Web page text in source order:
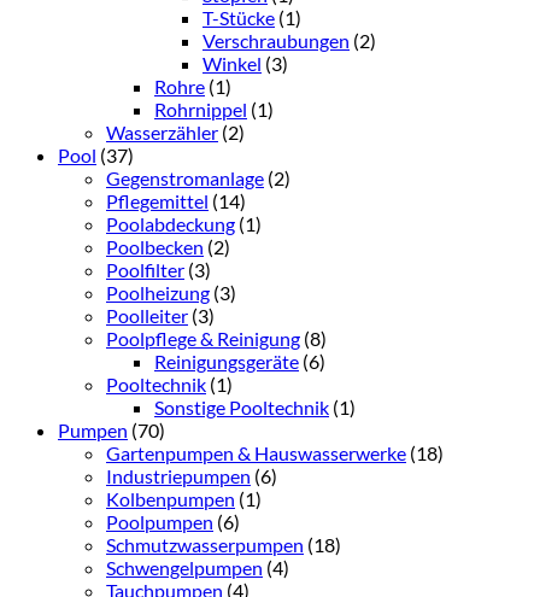
T-Stücke (1)
Verschraubungen (2)
Winkel (3)
Rohre (1)
Rohrnippel (1)
Wasserzähler (2)
Pool (37)
Gegenstromanlage (2)
Pflegemittel (14)
Poolabdeckung (1)
Poolbecken (2)
Poolfilter (3)
Poolheizung (3)
Poolleiter (3)
Poolpflege & Reinigung (8)
Reinigungsgeräte (6)
Pooltechnik (1)
Sonstige Pooltechnik (1)
Pumpen (70)
Gartenpumpen & Hauswasserwerke (18)
Industriepumpen (6)
Kolbenpumpen (1)
Poolpumpen (6)
Schmutzwasserpumpen (18)
Schwengelpumpen (4)
Tauchpumpen (4)